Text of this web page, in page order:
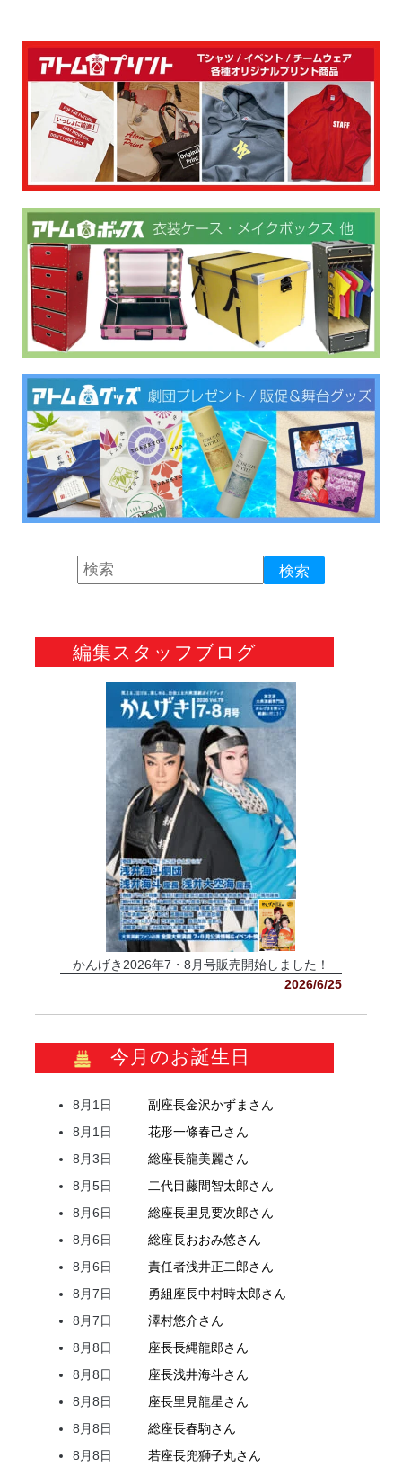
編集スタッフブログ
かんげき2026年7・8月号販売開始しました！
2026/6/25
今月のお誕生日
8月1日 副座長金沢かずま さん
8月1日
花形一條春己さん
8月3日
総座長龍美麗さん
8月5日
二代目藤間智太郎さん
8月6日
総座長里見要次郎さん
8月6日
総座長おおみ悠さん
8月6日
責任者浅井正二郎さん
8月7日
勇組座長中村時太郎さん
8月7日
澤村悠介さん
8月8日
座長長縄龍郎さん
8月8日
座長浅井海斗さん
8月8日
座長里見龍星さん
8月8日
総座長春駒さん
8月8日
若座長兜獅子丸さん